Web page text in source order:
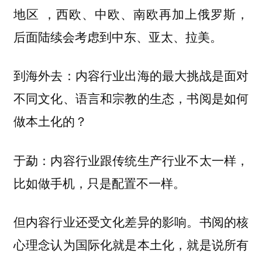
地区 ，西欧、中欧、南欧再加上俄罗斯，
后面陆续会考虑到中东、亚太、拉美。
到海外去：内容行业出海的最大挑战是面对
不同文化、语言和宗教的生态，书阅是如何
做本土化的？
于勐：内容行业跟传统生产行业不太一样，
比如做手机，只是配置不一样。
但内容行业还受文化差异的影响。书阅的核
心理念认为国际化就是本土化，就是说所有